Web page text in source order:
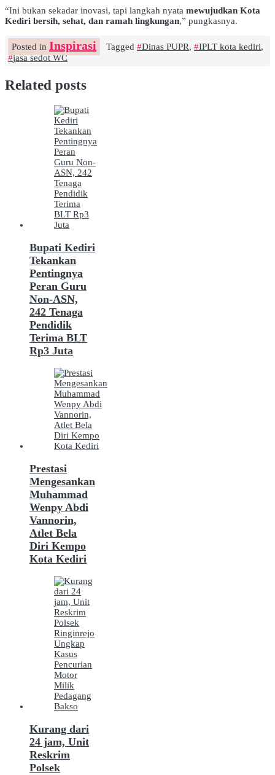
“Ini bukan sekadar inovasi, tapi langkah nyata mewujudkan Kota
Kediri bersih, sehat, dan ramah lingkungan,” pungkasnya.
Posted in Inspirasi Tagged Dinas PUPR, IPLT kota kediri,
jasa sedot WC
Related posts
Bupati Kediri
Tekankan
Pentingnya
Peran Guru
Non-ASN,
242 Tenaga
Pendidik
Terima BLT
Rp3 Juta
Prestasi
Mengesankan
Muhammad
Wenpy Abdi
Vannorin,
Atlet Bela
Diri Kempo
Kota Kediri
Kurang dari
24 jam, Unit
Reskrim
Polsek